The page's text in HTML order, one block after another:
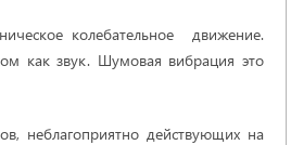
колебательное движение.
как звук. Шумовая вибрация это
неблагоприятно действующих на